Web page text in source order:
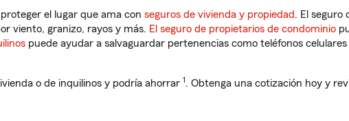
el lugar que ama con seguros de vivienda y propiedad. El seguro
viento, granizo, rayos y más. El seguro de propietarios de condominio
puede ayudar a salvaguardar pertenencias como teléfonos
o de inquilinos y podría ahorrar 1. Obtenga una cotización hoy y